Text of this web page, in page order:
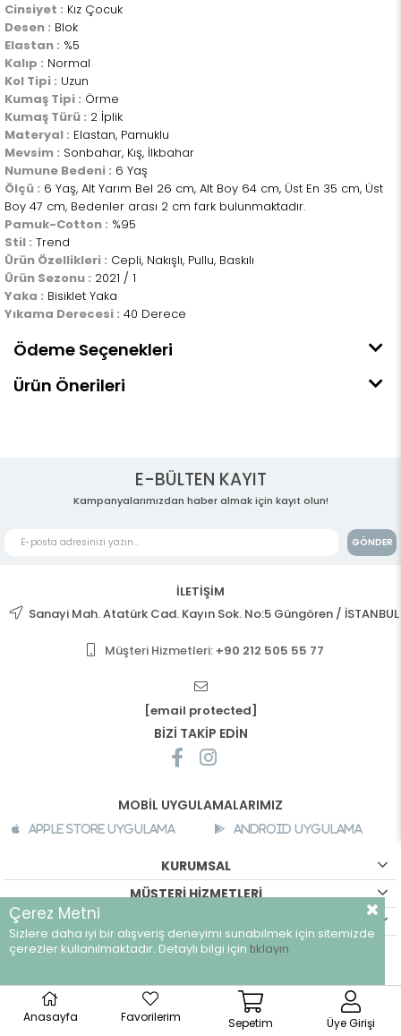
Cinsiyet : Kız Çocuk
Desen : Blok
Elastan : %5
Kalıp : Normal
Kol Tipi : Uzun
Kumaş Tipi : Örme
Kumaş Türü : 2 İplik
Materyal : Elastan, Pamuklu
Mevsim : Sonbahar, Kış, İlkbahar
Numune Bedeni : 6 Yaş
Ölçü : 6 Yaş, Alt Yarım Bel 26 cm, Alt Boy 64 cm, Üst En 35 cm, Üst
Boy 47 cm, Bedenler arası 2 cm fark bulunmaktadır.
Pamuk-Cotton : %95
Stil : Trend
Ürün Özellikleri : Cepli, Nakışlı, Pullu, Baskılı
Ürün Sezonu : 2021 / 1
Yaka : Bisiklet Yaka
Yıkama Derecesi : 40 Derece
Ödeme Seçenekleri
Ürün Önerileri
E-BÜLTEN KAYIT
Kampanyalarımızdan haber almak için kayıt olun!
GÖNDER
İLETİŞİM
Sanayi Mah. Atatürk Cad. Kayın Sok. No:5 Güngören / İSTANBUL
Müşteri Hizmetleri: +90 212 505 55 77
[email protected]
BİZİ TAKİP EDİN
MOBİL UYGULAMALARIMIZ
Apple Store Uygulama Android Uygulama
KURUMSAL
MÜŞTERİ HİZMETLERİ
©breeze.com.tr - Tüm hakları saklıdır.
Anasayfa Favorilerim Sepetim Üye Girişi
Çerez Metni
Sizlere daha iyi bir alışveriş deneyimi sunabilmek için sitemizde
çerezler kullanılmaktadır. Detaylı bilgi için tıklayın